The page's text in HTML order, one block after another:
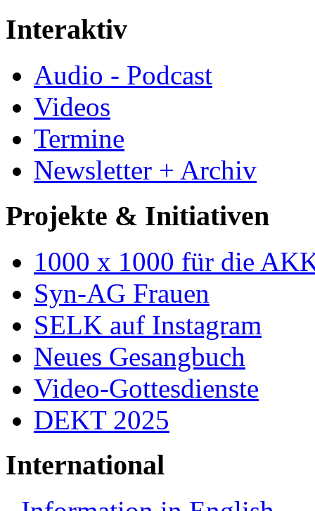
Interaktiv
Audio - Podcast
Videos
Termine
Newsletter + Archiv
Projekte & Initiativen
1000 x 1000 für die
Syn-AG Frauen
SELK auf Instagram
Neues Gesangbuch
Video-Gottesdienste
DEKT 2025
International